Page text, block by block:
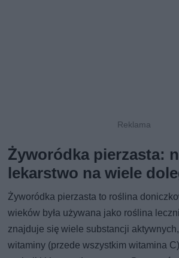
Żyworódka pierzasta:
lekarstwo na wiele
Żyworódka pierzasta to roślina
wieków była używana jako roślina
znajduje się wiele substancji
witaminy (przede wszystkim witamina